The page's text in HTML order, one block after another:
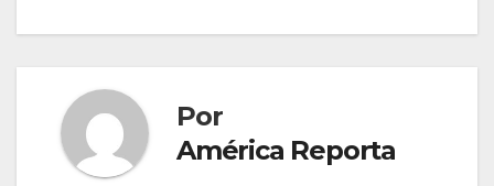
Por
América Reporta